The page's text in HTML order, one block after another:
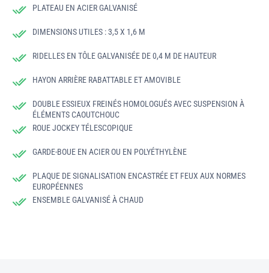
PLATEAU EN ACIER GALVANISÉ
DIMENSIONS UTILES : 3,5 X 1,6 M
RIDELLES EN TÔLE GALVANISÉE DE 0,4 M DE HAUTEUR
HAYON ARRIÈRE RABATTABLE ET AMOVIBLE
DOUBLE ESSIEUX FREINÉS HOMOLOGUÉS AVEC SUSPENSION À
ÉLÉMENTS CAOUTCHOUC
ROUE JOCKEY TÉLESCOPIQUE
GARDE-BOUE EN ACIER OU EN POLYÉTHYLÈNE
PLAQUE DE SIGNALISATION ENCASTRÉE ET FEUX AUX NORMES
EUROPÉENNES
ENSEMBLE GALVANISÉ À CHAUD